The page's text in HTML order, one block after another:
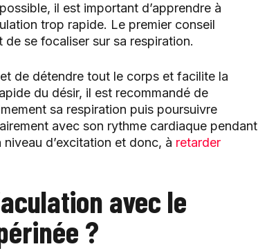
il est important d’apprendre à
trop rapide. Le premier conseil
se focaliser sur sa respiration.
de détendre tout le corps et facilite la
du désir, il est recommandé de
sa respiration puis poursuivre
avec son rythme cardiaque pendant
d’excitation et donc, à retarder
avec le
?